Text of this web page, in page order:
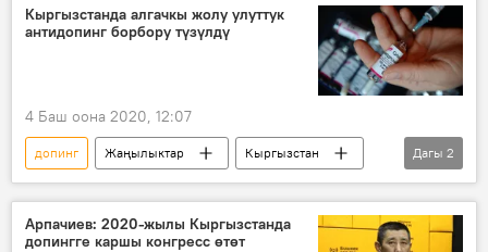
Кыргызстанда алгачкы жолу улуттук
антидопинг борбору түзүлдү
4 Баш оона 2020, 12:07
допинг Жаңылыктар
Кыргызстан
Спорт
борбор
Дагы 2
Арпачиев: 2020-жылы Кыргызстанда
допингге каршы конгресс өтөт